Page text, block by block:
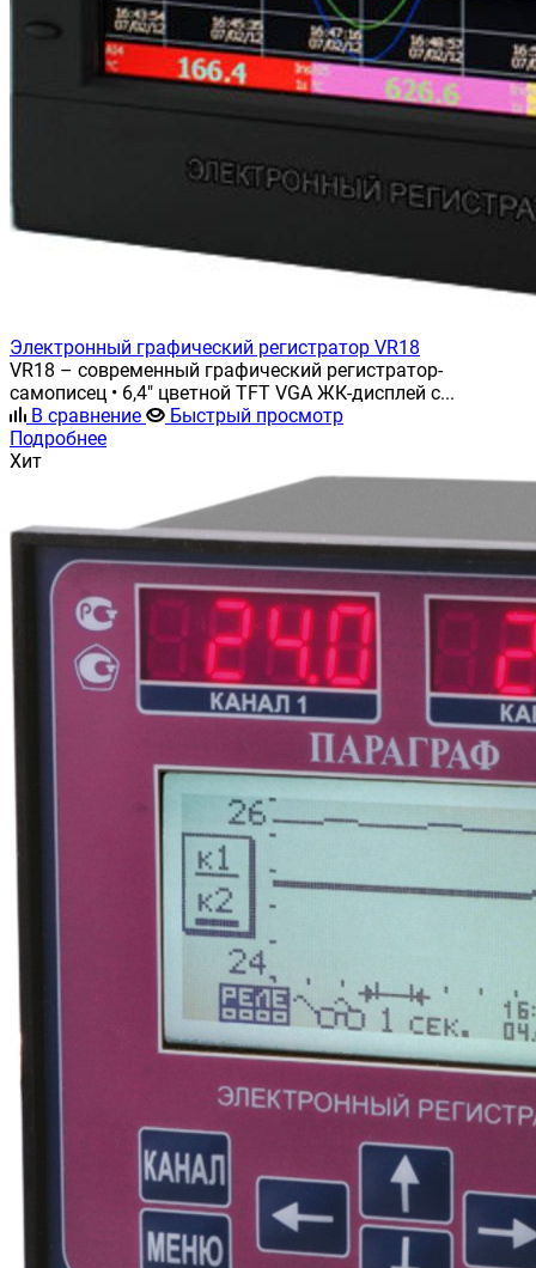
Электронный графический регистратор VR18
VR18 – современный графический регистратор-
самописец • 6,4" цветной TFT VGA ЖК-дисплей с...
В сравнение
Быстрый просмотр
Подробнее
Хит